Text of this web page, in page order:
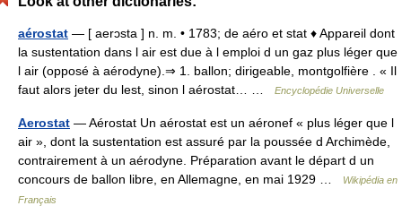
aérostat — [ aerɔsta ] n. m. • 1783; de aéro et stat ♦ Appareil dont
la sustentation dans l air est due à l emploi d un gaz plus léger que
l air (opposé à aérodyne).⇒ 1. ballon; dirigeable, montgolfière . « Il
faut alors jeter du lest, sinon l aérostat… …
Encyclopédie Universelle
Aerostat — Aérostat Un aérostat est un aéronef « plus léger que l
air », dont la sustentation est assuré par la poussée d Archimède,
contrairement à un aérodyne. Préparation avant le départ d un
concours de ballon libre, en Allemagne, en mai 1929 …
Wikipédia en
Français